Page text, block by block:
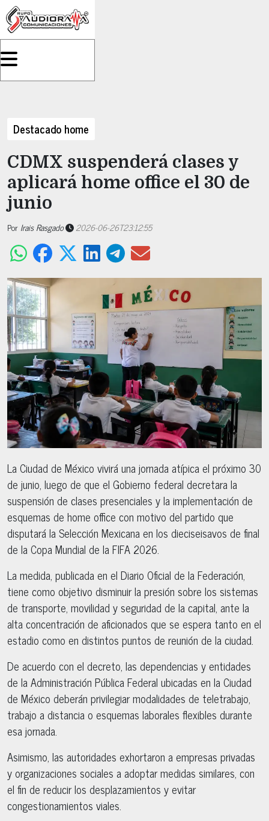
Destacado home
CDMX suspenderá clases y
aplicará home office el 30 de
junio
Por Irais Rasgado 2026-06-26T23:12:55
La Ciudad de México vivirá una jornada atípica el próximo 30
de junio, luego de que el Gobierno federal decretara la
suspensión de clases presenciales y la implementación de
esquemas de home office con motivo del partido que
disputará la Selección Mexicana en los dieciseisavos de final
de la Copa Mundial de la FIFA 2026.
La medida, publicada en el Diario Oficial de la Federación,
tiene como objetivo disminuir la presión sobre los sistemas
de transporte, movilidad y seguridad de la capital, ante la
alta concentración de aficionados que se espera tanto en el
estadio como en distintos puntos de reunión de la ciudad.
De acuerdo con el decreto, las dependencias y entidades
de la Administración Pública Federal ubicadas en la Ciudad
de México deberán privilegiar modalidades de teletrabajo,
trabajo a distancia o esquemas laborales flexibles durante
esa jornada.
Asimismo, las autoridades exhortaron a empresas privadas
y organizaciones sociales a adoptar medidas similares, con
el fin de reducir los desplazamientos y evitar
congestionamientos viales.